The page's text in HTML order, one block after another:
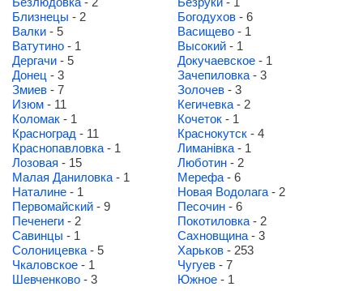
Близнецы - 2 Богодухов - 6
Валки - 5 Васищево - 1
Ватутино - 1 Высокий - 1
Дергачи - 5 Докучаевское - 1
Донец - 3 Зачепиловка - 3
Змиев - 7 Золочев - 3
Изюм - 11 Кегичевка - 2
Коломак - 1 Кочеток - 1
Красноград - 11 Краснокутск - 4
Краснопавловка - 1 Лиманівка - 1
Лозовая - 15 Люботин - 2
Малая Даниловка - 1 Мерефа - 6
Наталине - 1 Новая Водолага - 2
Первомайский - 9 Песочин - 6
Печенеги - 2 Покотиловка - 2
Савинцы - 1 Сахновщина - 3
Солоницевка - 5 Харьков - 253
Чкаловское - 1 Чугуев - 7
Шевченково - 3 Южное - 1